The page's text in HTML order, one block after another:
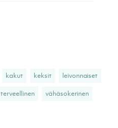
kakut keksit leivonnaiset
terveellinen vähäsokerinen